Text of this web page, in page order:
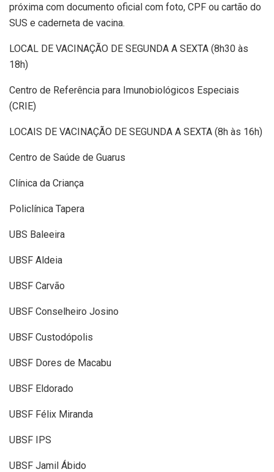
próxima com documento oficial com foto, CPF ou cartão do
SUS e caderneta de vacina.
LOCAL DE VACINAÇÃO DE SEGUNDA A SEXTA (8h30 às
18h)
Centro de Referência para Imunobiológicos Especiais
(CRIE)
LOCAIS DE VACINAÇÃO DE SEGUNDA A SEXTA (8h às 16h)
Centro de Saúde de Guarus
Clínica da Criança
Policlínica Tapera
UBS Baleeira
UBSF Aldeia
UBSF Carvão
UBSF Conselheiro Josino
UBSF Custodópolis
UBSF Dores de Macabu
UBSF Eldorado
UBSF Félix Miranda
UBSF IPS
UBSF Jamil Ábido